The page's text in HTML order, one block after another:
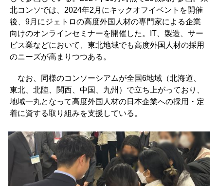
北コンソでは、2024年2月にキックオフイベントを開催
後、9月にジェトロの高度外国人材の専門家による企業
向けのオンラインセミナーを開催した。IT、製造、サー
ビス業などにおいて、東北地域でも高度外国人材の採用
のニーズが高まりつつある。
なお、同様のコンソーシアムが全国6地域（北海道、
東北、北陸、関西、中国、九州）で立ち上がっており、
地域一丸となって高度外国人材の日本企業への採用・定
着に資する取り組みを支援している。